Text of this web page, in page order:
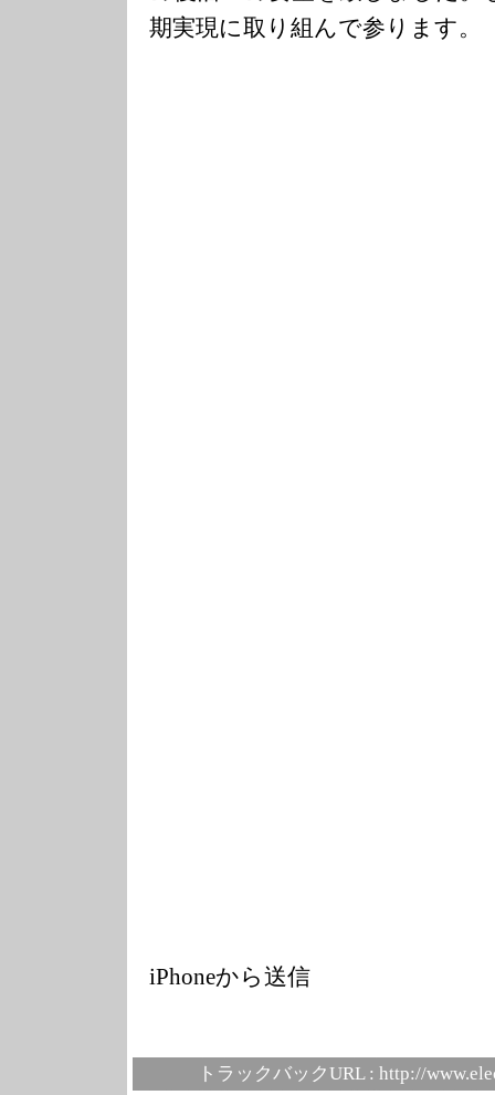
期実現に取り組んで参ります。
iPhoneから送信
トラックバックURL : http://